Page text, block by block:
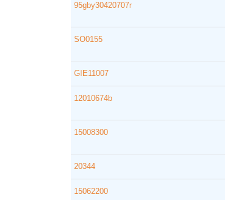
95gby30420707r
SO0155
GIE11007
12010674b
15008300
20344
15062200